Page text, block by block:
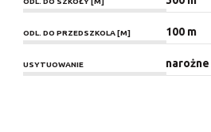
ODL. DO PRZEDSZKOLA [M] 100 m
USYTUOWANIE narożne